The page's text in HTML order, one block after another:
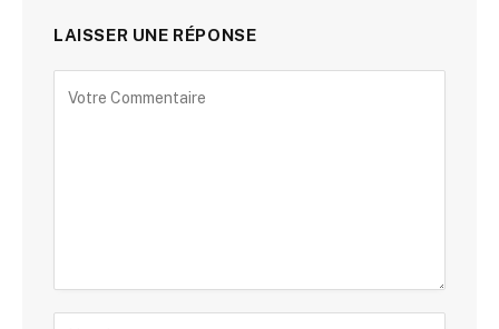
LAISSER UNE RÉPONSE